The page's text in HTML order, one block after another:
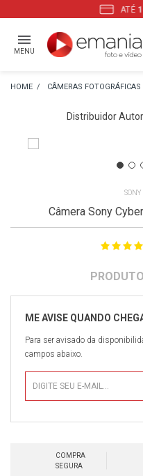
ATÉ12X E
MENU
CÂMERAS FOTOGRÁFICAS
Distribuidor
SONY
Câmera Sony
Para ser avisado da
campos abaixo.
COMPRA
SEGURA